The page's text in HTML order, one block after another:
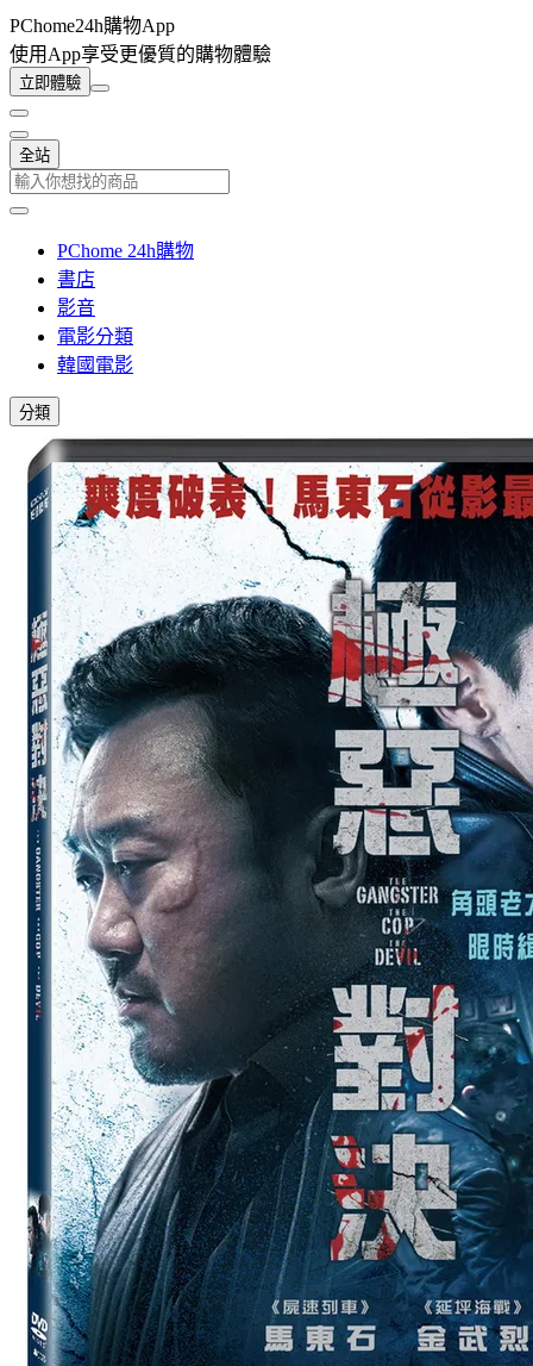
PChome24h購物App
使用App享受更優質的購物體驗
立即體驗
全站
PChome 24h購物
書店
影音
電影分類
韓國電影
分類